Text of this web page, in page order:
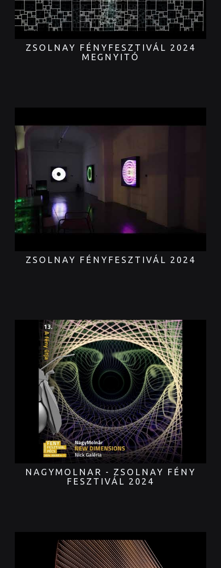
ZSOLNAY FÉNYFESZTIVÁL 2024
MEGNYITÓ
ZSOLNAY FÉNYFESZTIVÁL 2024
NAGYMOLNAR - ZSOLNAY FÉNY
FESZTIVÁL 2024